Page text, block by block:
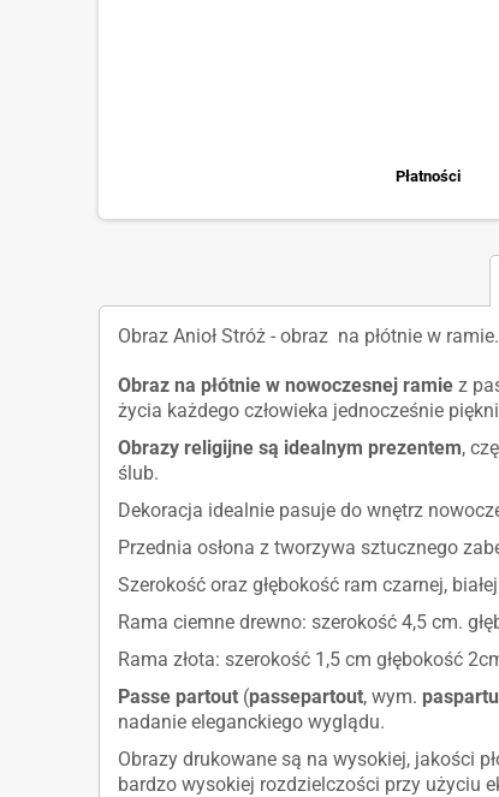
Płatności
Obraz Anioł Stróż - obraz na płótnie w ramie.
Obraz na płótnie w nowoczesnej ramie z
życia każdego człowieka jednocześnie
Obrazy religijne są idealnym prezentem,
ślub.
Dekoracja idealnie pasuje do wnętrz
Przednia osłona z tworzywa sztucznego
Szerokość oraz głębokość ram czarnej,
Rama ciemne drewno: szerokość 4,5 cm.
Rama złota: szerokość 1,5 cm głębokość
Passe partout (passepartout, wym. paspartu
nadanie eleganckiego wyglądu.
Obrazy drukowane są na wysokiej, jakości
bardzo wysokiej rozdzielczości przy użyciu